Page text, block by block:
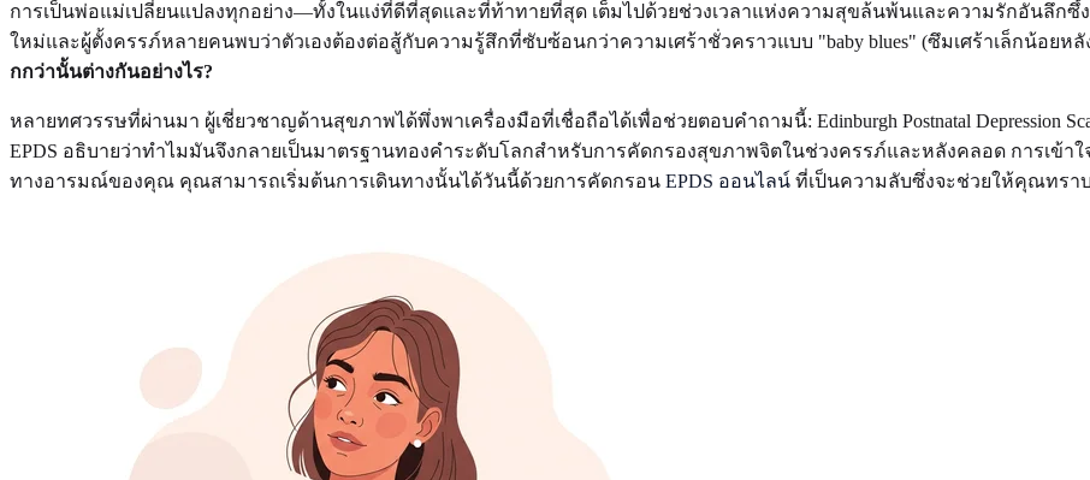
การเป็นพ่อแม่เปลี่ยนแปลงทุกอย่าง—ทั้งในแง่ที่ดีที่สุดและที่ท้าทายที่สุด เต็มไปด้วยช่วงเวลาแห่งความสุขล้นพ้นและความรักอันลึ
ใหม่และผู้ตั้งครรภ์หลายคนพบว่าตัวเองต้องต่อสู้กับความรู้สึกที่ซับซ้อนกว่าความเศร้าชั่วคราวแบบ "baby blues" (ซึมเศร้าเล็กน้อยห
กกว่านั้นต่างกันอย่างไร?
หลายทศวรรษที่ผ่านมา ผู้เชี่ยวชาญด้านสุขภาพได้พึ่งพาเครื่องมือที่เชื่อถือได้เพื่อช่วยตอบคำถามนี้: Edinburgh Postnatal Depression
EPDS อธิบายว่าทำไมมันจึงกลายเป็นมาตรฐานทองคำระดับโลกสำหรับการคัดกรองสุขภาพจิตในช่วงครรภ์และหลังคลอด การเข้า
ทางอารมณ์ของคุณ คุณสามารถเริ่มต้นการเดินทางนั้นได้วันนี้ด้วยการคัดกรอน EPDS ออนไลน์ ที่เป็นความลับซึ่งจะช่วยให้คุณทรา